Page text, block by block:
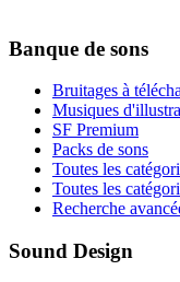
Banque de sons
Bruitages à
Musiques
SF Premium
Packs de sons
Toutes les
Toutes les
Recherche
Sound Design